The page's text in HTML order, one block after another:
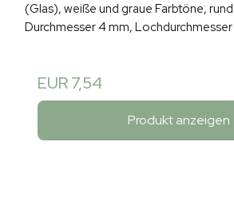
(Glas), weiße und graue Farbtöne,
Durchmesser 4 mm, Lochdurchmesser
EUR 7,54
Produkt anzeigen